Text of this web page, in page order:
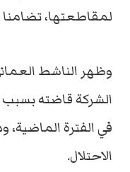
لمقاطعتها،
وظهر الناشط
الشركة قاضته بسبب
في الفترة
الاحتلال.